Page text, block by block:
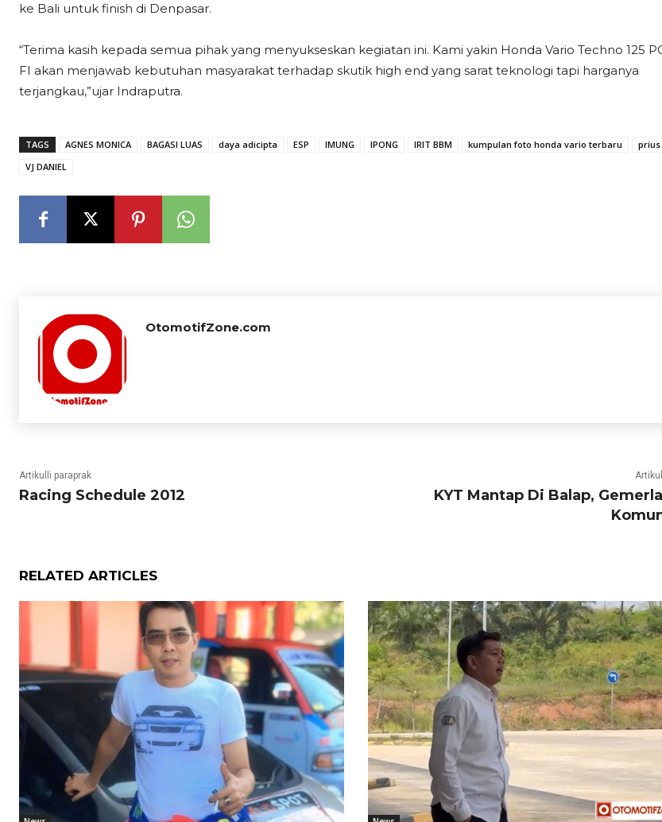
ke Bali untuk finish di Denpasar.
“Terima kasih kepada semua pihak yang menyukseskan kegiatan ini. Kami yakin Honda Vario Techno 125
FI akan menjawab kebutuhan masyarakat terhadap skutik high end yang sarat teknologi tapi harganya
terjangkau,”ujar Indraputra.
TAGS AGNES MONICA BAGASI LUAS daya adicipta ESP IMUNG IPONG IRIT BBM kumpulan foto honda vario terbaru
prius
VJ DANIEL
OtomotifZone.com
Artikulli paraprak
Racing Schedule 2012
KYT Mantap Di Balap,
RELATED ARTICLES